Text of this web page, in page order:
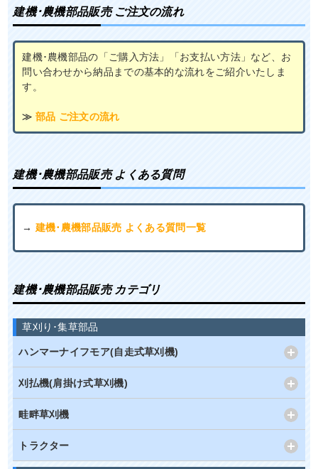
建機･農機部品販売 ご注文の流れ
建機･農機部品の「ご購入方法」「お支払い方法」など、お
問い合わせから納品までの基本的な流れをご紹介いたしま
す。
≫ 部品 ご注文の流れ
建機･農機部品販売 よくある質問
→ 建機･農機部品販売 よくある質問一覧
建機･農機部品販売 カテゴリ
草刈り･集草部品
ハンマーナイフモア(自走式草刈機)
刈払機(肩掛け式草刈機)
畦畔草刈機
トラクター